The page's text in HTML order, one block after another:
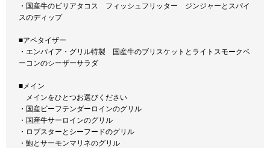
・国産牛のビリアタコス フィッシュフリッター ジンジャーとスパイ
スのディップ
■アペタイザー
・エンパイア・グリル特製 国産牛のブリスケットとライトスモークベ
ーコンのシーザーサラダ
■メイン
メインをひとつお選びください
・国産ビーフテンダーロインのグリル
・国産牛サーロインのグリル
・ロブスターとシーフードのグリル
・鮑とサーモンマリネのグリル